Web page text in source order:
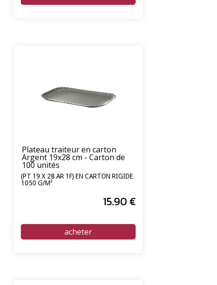
Plateau traiteur en carton
Argent 19x28 cm - Carton de
100 unités
(PT 19 X 28 AR 1F) EN CARTON RIGIDE
1050 G/M²
15.90€